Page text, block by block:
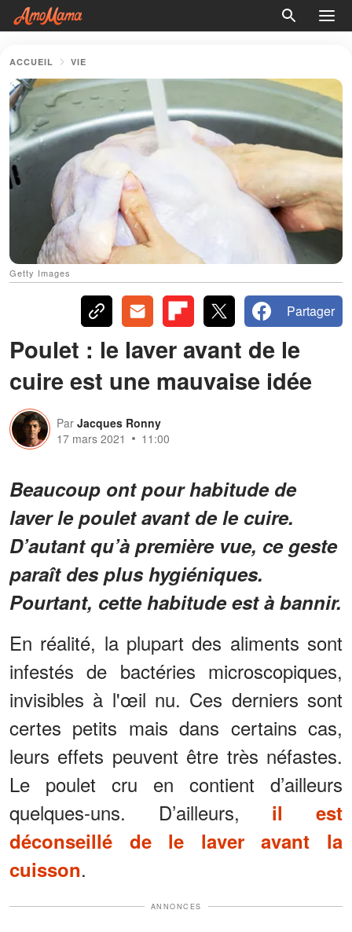
ACCUEIL VIE
Getty Images
Partager
Poulet : le laver avant de le
cuire est une mauvaise idée
Par Jacques Ronny
17 mars 2021
11:00
Beaucoup ont pour habitude de
laver le poulet avant de le cuire.
D’autant qu’à première vue, ce geste
paraît des plus hygiéniques.
Pourtant, cette habitude est à bannir.
En réalité, la plupart des aliments sont
infestés de bactéries microscopiques,
invisibles à l'œil nu. Ces derniers sont
certes petits mais dans certains cas,
leurs effets peuvent être très néfastes.
Le poulet cru en contient d’ailleurs
quelques-uns. D’ailleurs, il est
déconseillé de le laver avant la
cuisson.
ANNONCES